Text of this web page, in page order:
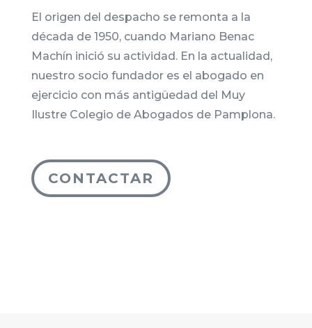
El origen del despacho se remonta a la
década de 1950, cuando Mariano Benac
Machín inició su actividad. En la actualidad,
nuestro socio fundador es el abogado en
ejercicio con más antigüedad del Muy
Ilustre Colegio de Abogados de Pamplona.
CONTACTAR